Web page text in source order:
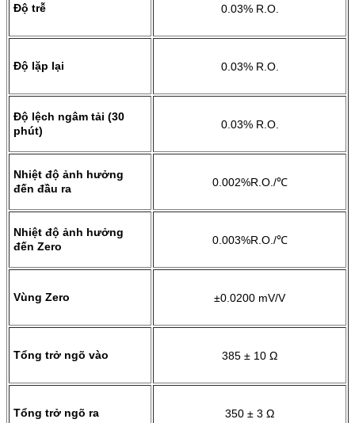
Độ trễ 0.03% R.O.
Độ lặp lại 0.03% R.O.
Độ lệch ngâm tải (30
phút)
0.03% R.O.
Nhiệt độ ảnh hưởng
đến đầu ra
0.002%R.O./℃
Nhiệt độ ảnh hưởng
đến Zero
0.003%R.O./℃
Vùng Zero ±0.0200 mV/V
Tổng trở ngõ vào 385 ± 10 Ω
Tổng trở ngõ ra 350 ± 3 Ω